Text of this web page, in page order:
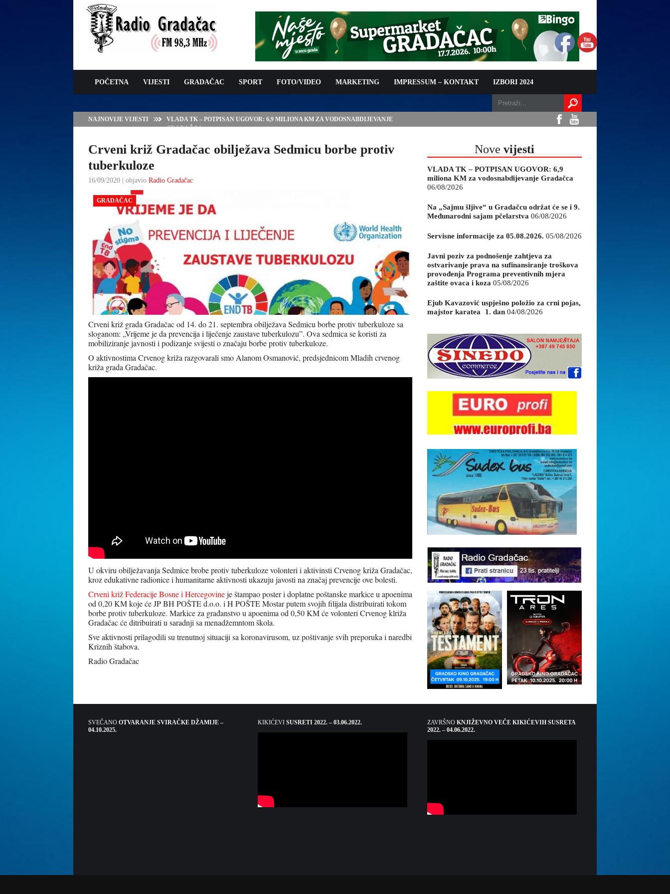
POČETNA VIJESTI GRADAČAC SPORT FOTO/VIDEO MARKETING IMPRESSUM – KONTAKT IZBORI 2024
NAJNOVIJE VIJESTI
VLADA TK – POTPISAN UGOVOR: 6,9 MILIONA KM ZA VODOSNABDIJEVANJE
GRADAČCA
Crveni križ Gradačac obilježava Sedmicu borbe protiv
tuberkuloze
16/09/2020 | objavio Radio Gradačac
GRADAČAC
Crveni križ grada Gradačac od 14. do 21. septembra obilježava Sedmicu borbe protiv tuberkuloze sa
sloganom: „Vrijeme je da prevencija i liječenje zaustave tuberkulozu”. Ova sedmica se koristi za
mobiliziranje javnosti i podizanje svijesti o značaju borbe protiv tuberkuloze.
O aktivnostima Crvenog križa razgovarali smo Alanom Osmanović, predsjednicom Mladih crvenog
križa grada Gradačac.
U okviru obilježavanja Sedmice brobe protiv tuberkuloze volonteri i aktivinsti Crvenog križa Gradačac,
kroz edukativne radionice i humanitarne aktivnosti ukazuju javosti na značaj prevencije ove bolesti.
Crveni križ Federacije Bosne i Hercegovineje štampao poster i doplatne poštanske markice u apoenima
od 0,20 KM koje će JP BH POŠTE d.o.o. i H POŠTE Mostar putem svojih filijala distribuirati tokom
borbe protiv tuberkuloze. Markice za građanstvo u apoenima od 0,50 KM će volonteri Crvenog klriža
Gradačac će ditribuirati u saradnji sa menadžemntom škola.
Sve aktivnosti prilagodili su trenutnoj situaciji sa koronavirusom, uz poštivanje svih preporuka i naredbi
Kriznih štabova.
Radio Gradačac
Nove vijesti
VLADA TK – POTPISAN UGOVOR: 6,9
miliona KM za vodosnabdijevanje Gradačca
06/08/2026
Na „Sajmu šljive“ u Gradačcu održat će se i 9.
Međunarodni sajam pčelarstva 06/08/2026
Servisne informacije za 05.08.2026. 05/08/2026
Javni poziv za podnošenje zahtjeva za
ostvarivanje prava na sufinansiranje troškova
provođenja Programa preventivnih mjera
zaštite ovaca i koza 05/08/2026
Ejub Kavazović uspješno položio za crni pojas,
majstor karatea 1. dan 04/08/2026
SVEČANO OTVARANJE SVIRAČKE DŽAMIJE –
04.10.2025.
KIKIĆEVI SUSRETI 2022. – 03.06.2022. ZAVRŠNO KNJIŽEVNO VEČE KIKIĆEVIH SUSRETA
2022. – 04.06.2022.